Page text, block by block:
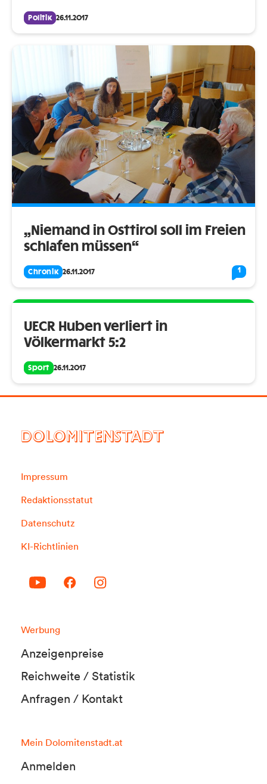
Politik 26.11.2017
„Niemand in Osttirol soll im Freien
schlafen müssen“
Chronik 26.11.2017 1
UECR Huben verliert in
Völkermarkt 5:2
Sport 26.11.2017
DOLOMITENSTADT
Impressum
Redaktionsstatut
Datenschutz
KI-Richtlinien
Werbung
Anzeigenpreise
Reichweite / Statistik
Anfragen / Kontakt
Mein Dolomitenstadt.at
Anmelden